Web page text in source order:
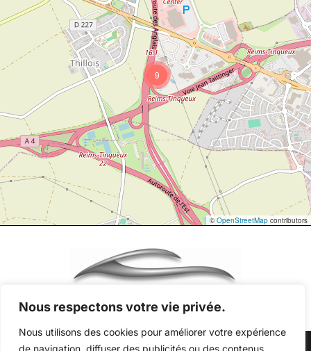
Nous respectons votre vie privée.
Nous utilisons des cookies pour améliorer votre expérience
de navigation, diffuser des publicités ou des contenus
9
©OpenStreetMap contributors